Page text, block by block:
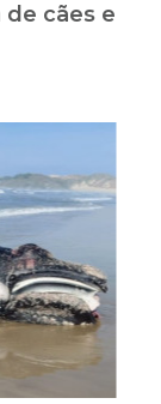
cães e